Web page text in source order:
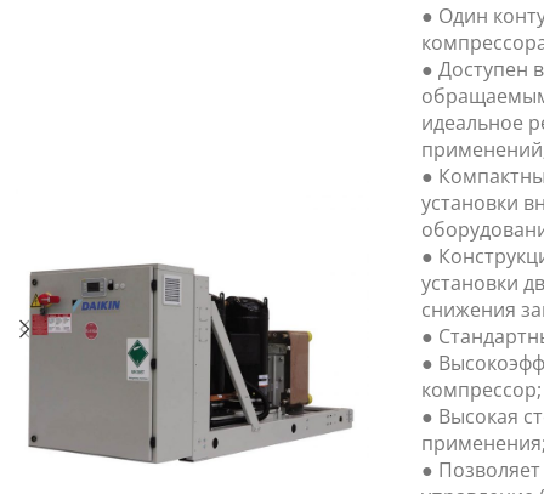
● Один
● Доступен
идеальное
●
установки
●
установки
снижения
●
●
компрессор;
● Высокая
●